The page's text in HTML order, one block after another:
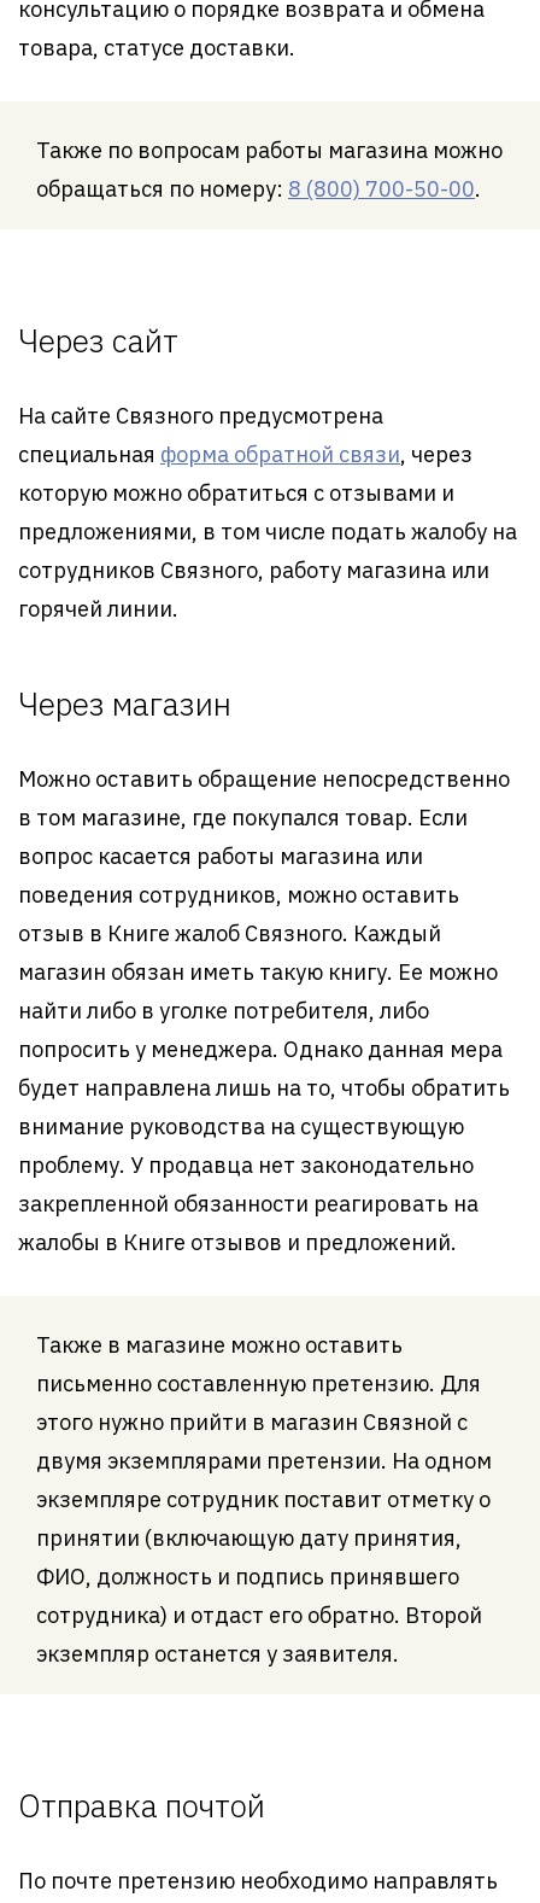
консультацию о порядке возврата и обмена
товара, статусе доставки.
Также по вопросам работы магазина можно
обращаться по номеру: 8 (800) 700-50-00.
Через сайт
На сайте Связного предусмотрена
специальная форма обратной связи, через
которую можно обратиться с отзывами и
предложениями, в том числе подать жалобу на
сотрудников Связного, работу магазина или
горячей линии.
Через магазин
Можно оставить обращение непосредственно
в том магазине, где покупался товар. Если
вопрос касается работы магазина или
поведения сотрудников, можно оставить
отзыв в Книге жалоб Связного. Каждый
магазин обязан иметь такую книгу. Ее можно
найти либо в уголке потребителя, либо
попросить у менеджера. Однако данная мера
будет направлена лишь на то, чтобы обратить
внимание руководства на существующую
проблему. У продавца нет законодательно
закрепленной обязанности реагировать на
жалобы в Книге отзывов и предложений.
Также в магазине можно оставить
письменно составленную претензию. Для
этого нужно прийти в магазин Связной с
двумя экземплярами претензии. На одном
экземпляре сотрудник поставит отметку о
принятии (включающую дату принятия,
ФИО, должность и подпись принявшего
сотрудника) и отдаст его обратно. Второй
экземпляр останется у заявителя.
Отправка почтой
По почте претензию необходимо направлять